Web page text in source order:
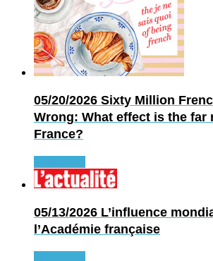
05/20/2026 Sixty Million
Wrong: What effect is the far
France?
05/13/2026 L’influence
l’Académie française